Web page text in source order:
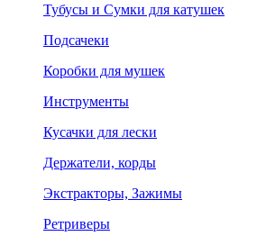
Тубусы и Сумки для катушек
Подсачеки
Коробки для мушек
Инструменты
Кусачки для лески
Держатели, корды
Экстракторы, Зажимы
Ретриверы